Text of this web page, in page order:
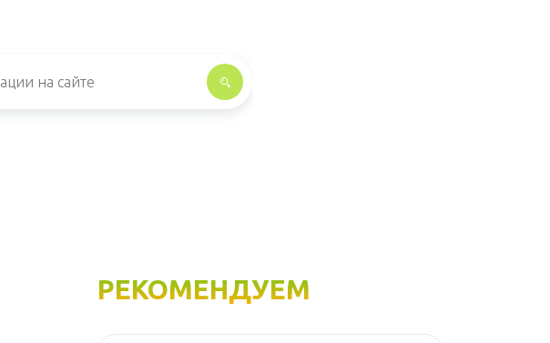
РЕКОМЕНДУЕМ